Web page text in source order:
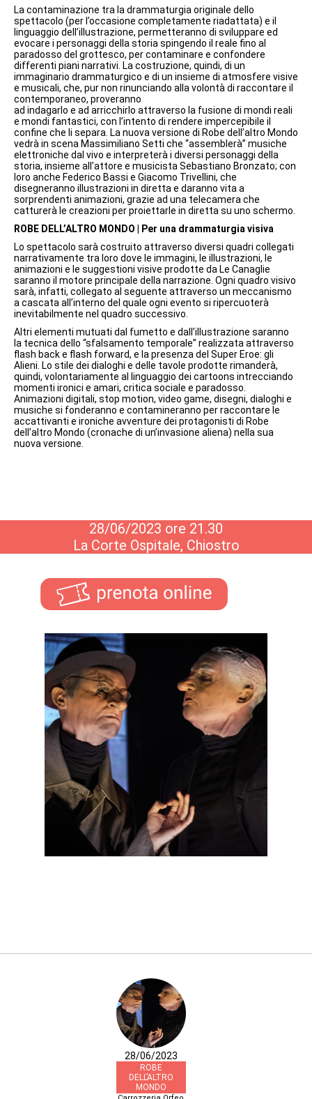
La contaminazione tra la drammaturgia originale dello
spettacolo (per l’occasione completamente riadattata) e il
linguaggio dell’illustrazione, permetteranno di sviluppare ed
evocare i personaggi della storia spingendo il reale fino al
paradosso del grottesco, per contaminare e confondere
differenti piani narrativi. La costruzione, quindi, di un
immaginario drammaturgico e di un insieme di atmosfere visive
e musicali, che, pur non rinunciando alla volontà di raccontare il
contemporaneo, proveranno
ad indagarlo e ad arricchirlo attraverso la fusione di mondi reali
e mondi fantastici, con l’intento di rendere impercepibile il
confine che li separa. La nuova versione di Robe dell’altro Mondo
vedrà in scena Massimiliano Setti che “assemblerà” musiche
elettroniche dal vivo e interpreterà i diversi personaggi della
storia, insieme all’attore e musicista Sebastiano Bronzato; con
loro anche Federico Bassi e Giacomo Trivellini, che
disegneranno illustrazioni in diretta e daranno vita a
sorprendenti animazioni, grazie ad una telecamera che
catturerà le creazioni per proiettarle in diretta su uno schermo.
ROBE DELL’ALTRO MONDO | Per una drammaturgia visiva
Lo spettacolo sarà costruito attraverso diversi quadri collegati
narrativamente tra loro dove le immagini, le illustrazioni, le
animazioni e le suggestioni visive prodotte da Le Canaglie
saranno il motore principale della narrazione. Ogni quadro visivo
sarà, infatti, collegato al seguente attraverso un meccanismo
a cascata all’interno del quale ogni evento si ripercuoterà
inevitabilmente nel quadro successivo.
Altri elementi mutuati dal fumetto e dall’illustrazione saranno
la tecnica dello “sfalsamento temporale” realizzata attraverso
flash back e flash forward, e la presenza del Super Eroe: gli
Alieni. Lo stile dei dialoghi e delle tavole prodotte rimanderà,
quindi, volontariamente al linguaggio dei cartoons intrecciando
momenti ironici e amari, critica sociale e paradosso.
Animazioni digitali, stop motion, video game, disegni, dialoghi e
musiche si fonderanno e contamineranno per raccontare le
accattivanti e ironiche avventure dei protagonisti di Robe
dell’altro Mondo (cronache di un’invasione aliena) nella sua
nuova versione.
28/06/2023 ore 21.30
La Corte Ospitale, Chiostro
28/06/2023
ROBE
DELL’ALTRO
MONDO